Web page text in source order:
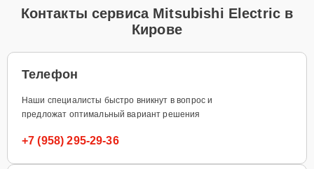
Контакты сервиса Mitsubishi Electric в
Кирове
Телефон
Наши специалисты быстро вникнут в вопрос и
предложат оптимальный вариант решения
+7 (958) 295-29-36